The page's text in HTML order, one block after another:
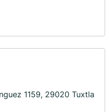
1159, 29020 Tuxtla